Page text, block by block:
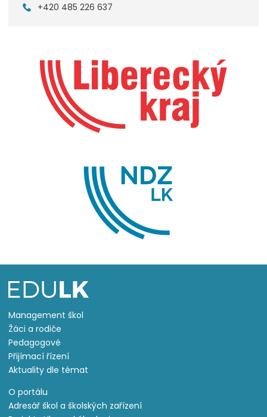
+420 485 226 637
Management škol
Žáci a rodiče
Pedagogové
Přijímací řízení
Aktuality dle témat
O portálu
Adresář škol a školských zařízení